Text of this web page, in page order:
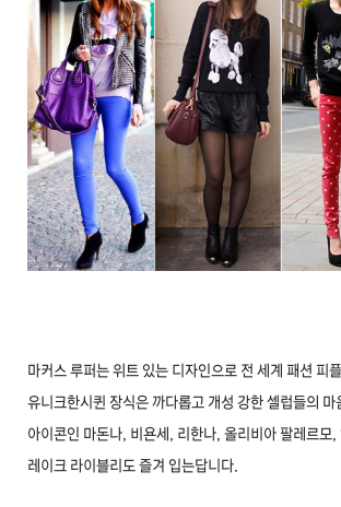
마커스 루퍼는 위트 있는 디자인으로 전 세계 패션 피
유니크한시퀸 장식은 까다롭고 개성 강한 셀럽들의
아이콘인 마돈나, 비욘세, 리한나, 올리비아 팔레르모
레이크 라이블리도 즐겨 입는답니다.